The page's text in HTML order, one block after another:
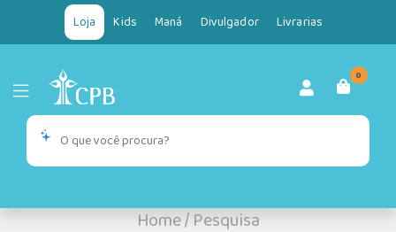
Loja Kids Maná Divulgador Livrarias
0
Home/Pesquisa